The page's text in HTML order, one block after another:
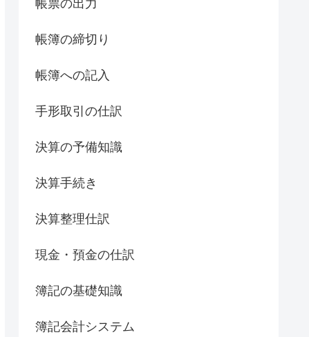
帳票の出力
帳簿の締切り
帳簿への記入
手形取引の仕訳
決算の予備知識
決算手続き
決算整理仕訳
現金・預金の仕訳
簿記の基礎知識
簿記会計システム